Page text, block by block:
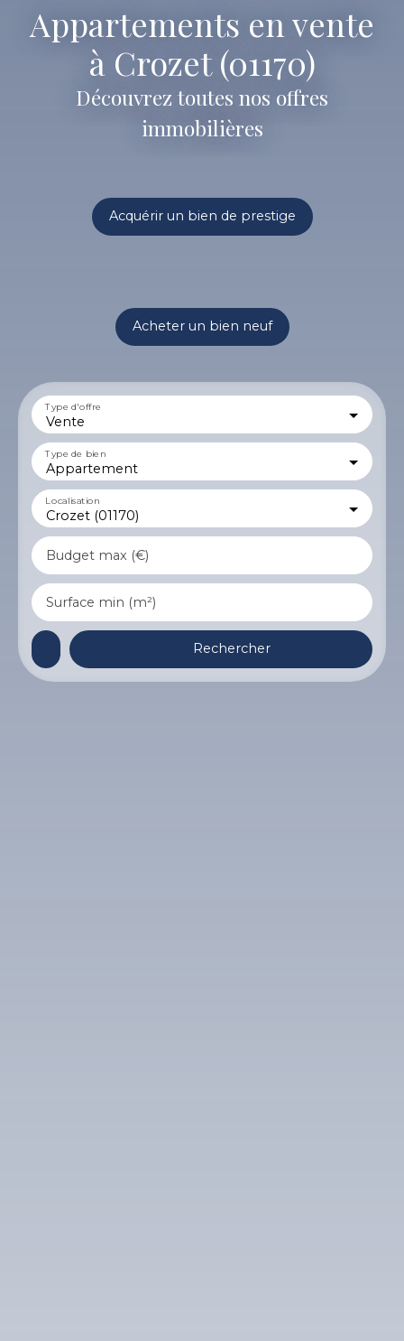
Appartements en vente
à Crozet (01170)
Découvrez toutes nos offres
immobilières
Acquérir un bien de prestige
Acheter un bien neuf
Vente
Type d'offre
Appartement
Type de bien
Crozet (01170)
Localisation
Budget max (€)
Surface min (m²)
Rechercher